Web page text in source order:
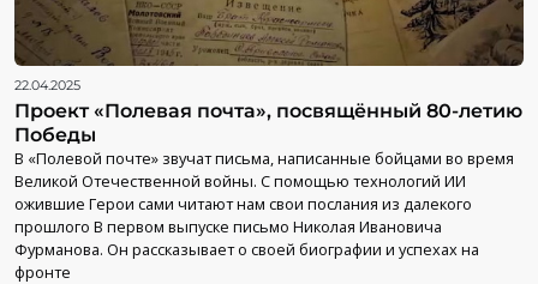
22.04.2025
Проект «Полевая почта», посвящённый 80-летию
Победы
В «Полевой почте» звучат письма, написанные бойцами во время
Великой Отечественной войны. С помощью технологий ИИ
ожившие Герои сами читают нам свои послания из далекого
прошлого В первом выпуске письмо Николая Ивановича
Фурманова. Он рассказывает о своей биографии и успехах на
фронте